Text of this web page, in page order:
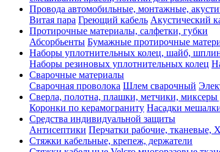
Провода автомобильные, монтажные,
Витая пара Греющий кабель Акустический
Протирочные материалы, салфетки, губки
Абсорбьенты Бумажные протирочные
Наборы уплотнительных колец, шайб,
Наборы резиновых уплотнительных колец
Сварочные материалы
Сварочная проволока Шлем сварочный
Сверла, полотна, плашки, метчики, миксеры
Коронки по керамограниту Насадки
Средства индивидуальной защиты
Антисептики Перчатки рабочие, тканевые,
Стяжки кабельные, крепеж, держатели